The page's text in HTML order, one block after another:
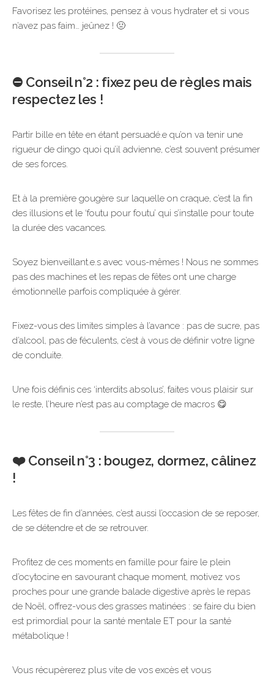
Favorisez les protéines, pensez à vous hydrater et si vous
n’avez pas faim… jeûnez ! 🤢
⛔️ Conseil n°2 : fixez peu de règles mais
respectez les !
Partir bille en tête en étant persuadé.e qu’on va tenir une
rigueur de dingo quoi qu’il advienne, c’est souvent présumer
de ses forces.
Et à la première gougère sur laquelle on craque, c’est la fin
des illusions et le ‘foutu pour foutu’ qui s’installe pour toute
la durée des vacances.
Soyez bienveillant.e.s avec vous-mêmes ! Nous ne sommes
pas des machines et les repas de fêtes ont une charge
émotionnelle parfois compliquée à gérer.
Fixez-vous des limites simples à l’avance : pas de sucre, pas
d’alcool, pas de féculents, c’est à vous de définir votre ligne
de conduite.
Une fois définis ces ‘interdits absolus’, faites vous plaisir sur
le reste, l’heure n’est pas au comptage de macros 😋
❤️ Conseil n°3 : bougez, dormez, câlinez
!
Les fêtes de fin d’années, c’est aussi l’occasion de se reposer,
de se détendre et de se retrouver.
Profitez de ces moments en famille pour faire le plein
d’ocytocine en savourant chaque moment, motivez vos
proches pour une grande balade digestive après le repas
de Noël, offrez-vous des grasses matinées : se faire du bien
est primordial pour la santé mentale ET pour la santé
métabolique !
Vous récupèrerez plus vite de vos excès et vous